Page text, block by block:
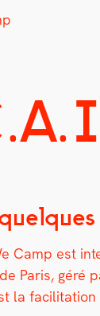
espaces
Camp est
Paris, géré
la facil­i­ta­tion